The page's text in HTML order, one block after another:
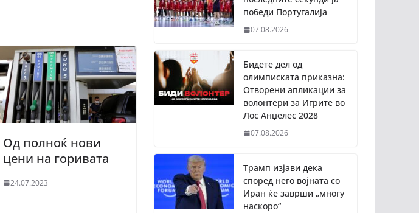
Од полноќ нови
цени на горивата
24.07.2023
победи Португалија
07.08.2026
Бидете дел од
олимписката приказна:
Отворени апликации за
волонтери за Игрите во
Лос Анџелес 2028
07.08.2026
Трамп изјави дека
според него војната со
Иран ќе заврши „многу
наскоро“